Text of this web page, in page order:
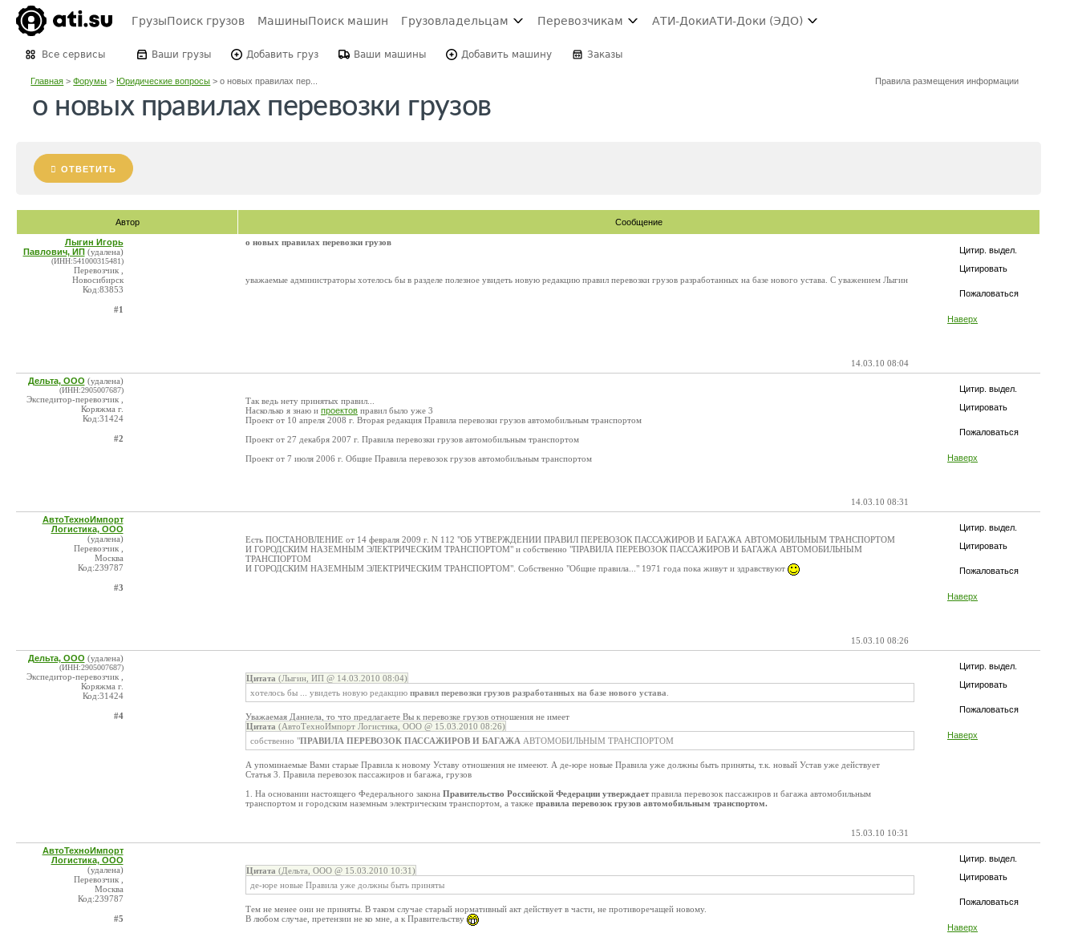
ГрузыПоиск грузов МашиныПоиск машин Грузовладельцам Перевозчикам АТИ-ДокиАТИ-Доки (ЭДО)
Все сервисы Ваши грузы Добавить груз Ваши машины Добавить машину Заказы
Главная >Форумы >Юридические вопросы >о новых правилах пер... Правила размещения информации
о новых правилах перевозки грузов
ОТВЕТИТЬ
Автор Сообщение
Цитир. выдел.
Цитировать
Пожаловаться
Наверх
Лыгин Игорь
Павлович, ИП (удалена)
(ИНН:541000315481)
Перевозчик ,
Новосибирск
Код:83853
#1
о новых правилах перевозки грузов
уважаемые администраторы хотелось бы в разделе полезное увидеть новую редакцию правил перевозки грузов разработанных на базе нового устава. С уважением Лыгин
14.03.10 08:04
Цитир. выдел.
Цитировать
Пожаловаться
Наверх
Дельта, ООО (удалена)
(ИНН:2905007687)
Экспедитор-перевозчик ,
Коряжма г.
Код:31424
#2
Так ведь нету принятых правил...
Насколько я знаю и проектов правил было уже 3
Проект от 10 апреля 2008 г. Вторая редакция Правила перевозки грузов автомобильным транспортом
Проект от 27 декабря 2007 г. Правила перевозки грузов автомобильным транспортом
Проект от 7 июля 2006 г. Общие Правила перевозок грузов автомобильным транспортом
14.03.10 08:31
Цитир. выдел.
Цитировать
Пожаловаться
Наверх
АвтоТехноИмпорт
Логистика, ООО
(удалена)
Перевозчик ,
Москва
Код:239787
#3
Есть ПОСТАНОВЛЕНИЕ от 14 февраля 2009 г. N 112 "ОБ УТВЕРЖДЕНИИ ПРАВИЛ ПЕРЕВОЗОК ПАССАЖИРОВ И БАГАЖА АВТОМОБИЛЬНЫМ ТРАНСПОРТОМ
И ГОРОДСКИМ НАЗЕМНЫМ ЭЛЕКТРИЧЕСКИМ ТРАНСПОРТОМ" и собственно "ПРАВИЛА ПЕРЕВОЗОК ПАССАЖИРОВ И БАГАЖА АВТОМОБИЛЬНЫМ
ТРАНСПОРТОМ
И ГОРОДСКИМ НАЗЕМНЫМ ЭЛЕКТРИЧЕСКИМ ТРАНСПОРТОМ". Собственно "Общие правила..." 1971 года пока живут и здравствуют
15.03.10 08:26
Цитир. выдел.
Цитировать
Пожаловаться
Наверх
Дельта, ООО (удалена)
(ИНН:2905007687)
Экспедитор-перевозчик ,
Коряжма г.
Код:31424
#4
Цитата (Лыгин, ИП @ 14.03.2010 08:04)
хотелось бы ... увидеть новую редакцию правил перевозки грузов разработанных на базе нового устава
Уважаемая Даниела, то что предлагаете Вы к перевозке грузов отношения не имеет
Цитата (АвтоТехноИмпорт Логистика, ООО @ 15.03.2010 08:26)
собственно "ПРАВИЛА ПЕРЕВОЗОК ПАССАЖИРОВ И БАГАЖА АВТОМОБИЛЬНЫМ ТРАНСПОРТОМ
А упоминаемые Вами старые Правила к новому Уставу отношения не имееют. А де-юре новые Правила уже должны быть приняты, т.к. новый Устав уже действует
Статья 3. Правила перевозок пассажиров и багажа, грузов
1. На основании настоящего Федерального закона Правительство Российской Федерации утверждаетправила перевозок пассажиров и багажа автомобильным
транспортом и городским наземным электрическим транспортом, а также правила перевозок грузов автомобильным транспортом.
15.03.10 10:31
Цитир. выдел.
Цитировать
Пожаловаться
Наверх
АвтоТехноИмпорт
Логистика, ООО
(удалена)
Перевозчик ,
Москва
Код:239787
#5
Цитата (Дельта, ООО @ 15.03.2010 10:31)
де-юре новые Правила уже должны быть приняты
Тем не менее они не приняты. В таком случае старый нормативный акт действует в части, не противоречащей новому.
В любом случае, претензии не ко мне, а к Правительству